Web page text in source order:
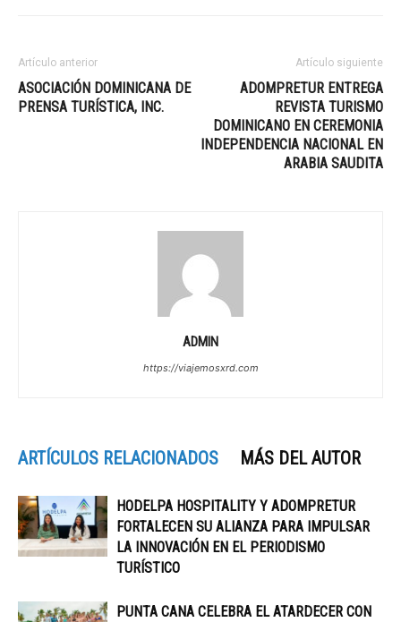
Artículo anterior
ASOCIACIÓN DOMINICANA DE
PRENSA TURÍSTICA, INC.
Artículo siguiente
ADOMPRETUR ENTREGA
REVISTA TURISMO
DOMINICANO EN CEREMONIA
INDEPENDENCIA NACIONAL EN
ARABIA SAUDITA
ADMIN
https://viajemosxrd.com
ARTÍCULOS RELACIONADOS MÁS DEL AUTOR
HODELPA HOSPITALITY Y ADOMPRETUR
FORTALECEN SU ALIANZA PARA IMPULSAR
LA INNOVACIÓN EN EL PERIODISMO
TURÍSTICO
PUNTA CANA CELEBRA EL ATARDECER CON